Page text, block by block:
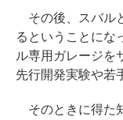
その後、スバル
るということにな
ル専用ガレージを
先行開発実験や若
そのときに得た